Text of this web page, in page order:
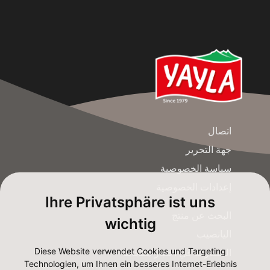
Ihre Privatsphäre ist uns
wichtig
Diese Website verwendet Cookies und Targeting
Technologien, um Ihnen ein besseres Internet-Erlebnis
اتصال
جهة التحرير
سياسة الخصوصية
المشاركة في اختبار منتجاتنا